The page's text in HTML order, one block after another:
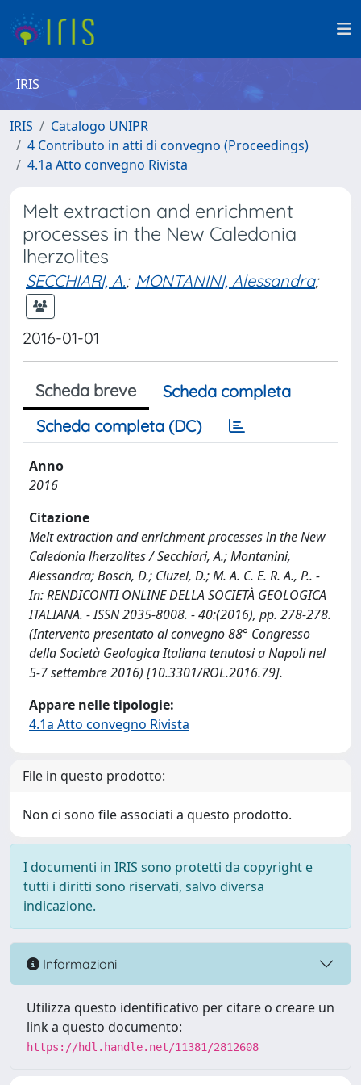
IRIS
IRIS
Catalogo UNIPR
4 Contributo in atti di convegno (Proceedings)
4.1a Atto convegno Rivista
Melt extraction and enrichment
processes in the New Caledonia
lherzolites
SECCHIARI, A.; MONTANINI, Alessandra;
2016-01-01
Scheda breve
Scheda completa
Scheda completa (DC)
Anno
2016
Citazione
Melt extraction and enrichment processes in the New
Caledonia lherzolites / Secchiari, A.; Montanini,
Alessandra; Bosch, D.; Cluzel, D.; M. A. C. E. R. A., P.. -
In: RENDICONTI ONLINE DELLA SOCIETÀ GEOLOGICA
ITALIANA. - ISSN 2035-8008. - 40:(2016), pp. 278-278.
(Intervento presentato al convegno 88° Congresso
della Società Geologica Italiana tenutosi a Napoli nel
5-7 settembre 2016) [10.3301/ROL.2016.79].
Appare nelle tipologie:
4.1a Atto convegno Rivista
File in questo prodotto:
Non ci sono file associati a questo prodotto.
I documenti in IRIS sono protetti da copyright e
tutti i diritti sono riservati, salvo diversa
indicazione.
Informazioni
Utilizza questo identificativo per citare o creare un
link a questo documento:
https://hdl.handle.net/11381/2812608